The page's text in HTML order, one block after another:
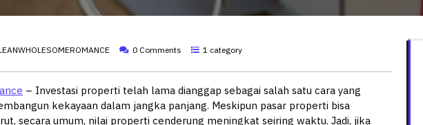
0 Comments 1 category
– Investasi properti telah lama dianggap sebagai salah satu cara yang
kekayaan dalam jangka panjang. Meskipun pasar properti bisa
secara umum, nilai properti cenderung meningkat seiring waktu. Jadi, jika